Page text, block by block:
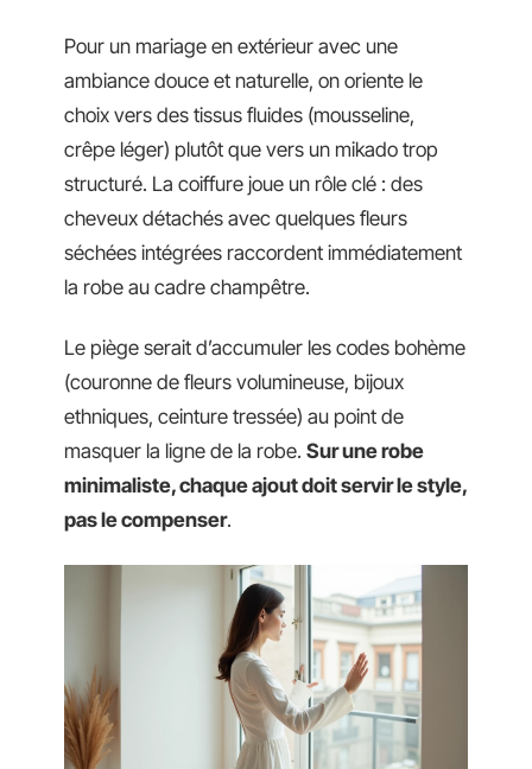
Pour un mariage en extérieur avec une
ambiance douce et naturelle, on oriente le
choix vers des tissus fluides (mousseline,
crêpe léger) plutôt que vers un mikado trop
structuré. La coiffure joue un rôle clé : des
cheveux détachés avec quelques fleurs
séchées intégrées raccordent immédiatement
la robe au cadre champêtre.
Le piège serait d’accumuler les codes bohème
(couronne de fleurs volumineuse, bijoux
ethniques, ceinture tressée) au point de
masquer la ligne de la robe. Sur une robe
minimaliste, chaque ajout doit servir le style,
pas le compenser.